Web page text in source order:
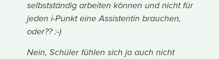
selbstständig arbeiten können und nicht für
jeden i-Punkt eine Assistentin brauchen,
oder?? :-)
Nein, Schüler fühlen sich ja auch nicht